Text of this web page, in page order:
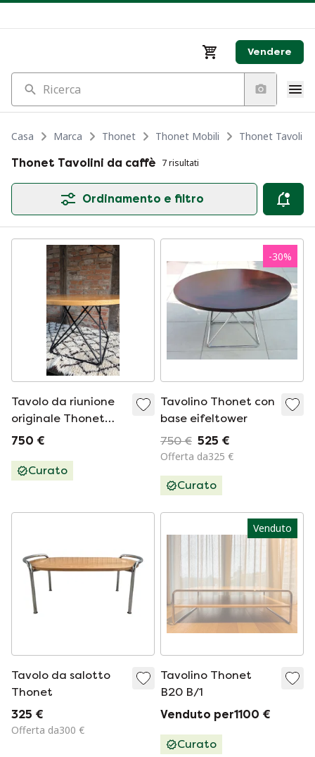
Vendere
Ricerca
Casa Marca Thonet Thonet Mobili
Thonet Tavoli
Thonet Tavolini da caffè 7 risultati
Ordinamento e filtro
Tavolo da riunione
originale Thonet
con struttura Eiffel
Glen Oliver Löw
750 €
Curato
-30%
Tavolino Thonet con
base eifeltower
750 € 525 €
Offerta da325 €
Curato
Tavolo da salotto
Thonet
325 €
Offerta da300 €
Venduto
Tavolino Thonet
B20 B/1
Venduto per1100 €
Curato